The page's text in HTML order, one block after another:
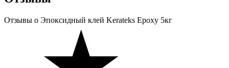
Отзывы о Эпоксидный клей Kerateks Epoxy 5кг